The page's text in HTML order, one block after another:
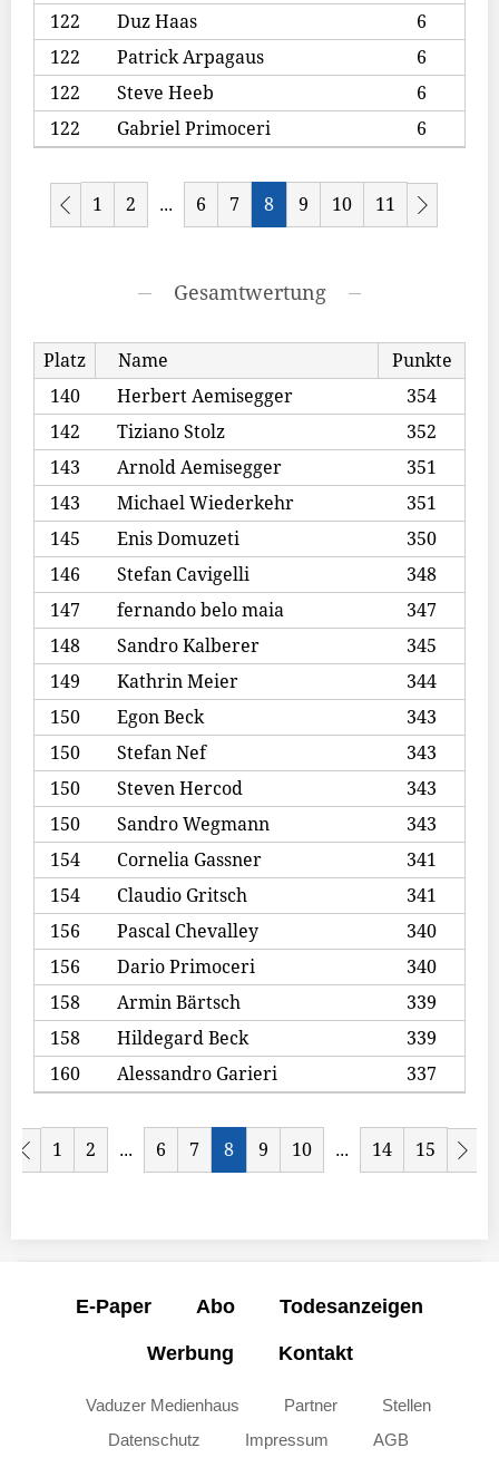
122
Duz Haas
6
122
Patrick Arpagaus
6
122
Steve Heeb
6
122
Gabriel Primoceri 6
1 2 ... 6 7 8 9 10 11
Gesamtwertung
Platz Name
Punkte
140
Herbert Aemisegger
354
142
Tiziano Stolz
352
143
Arnold Aemisegger
351
143
Michael Wiederkehr
351
145
Enis Domuzeti
350
146
Stefan Cavigelli
348
147
fernando belo maia
347
148
Sandro Kalberer
345
149
Kathrin Meier
344
150
Egon Beck
343
150
Stefan Nef
343
150
Steven Hercod
343
150
Sandro Wegmann
343
154
Cornelia Gassner
341
154
Claudio Gritsch
341
156
Pascal Chevalley
340
156
Dario Primoceri
340
158
Armin Bärtsch
339
158
Hildegard Beck
339
160
Alessandro Garieri 337
1 2 ... 6 7 8 9 10 ... 14 15
E-Paper Abo Todesanzeigen
Werbung Kontakt
Vaduzer Medienhaus Partner
Stellen
Datenschutz
Impressum AGB